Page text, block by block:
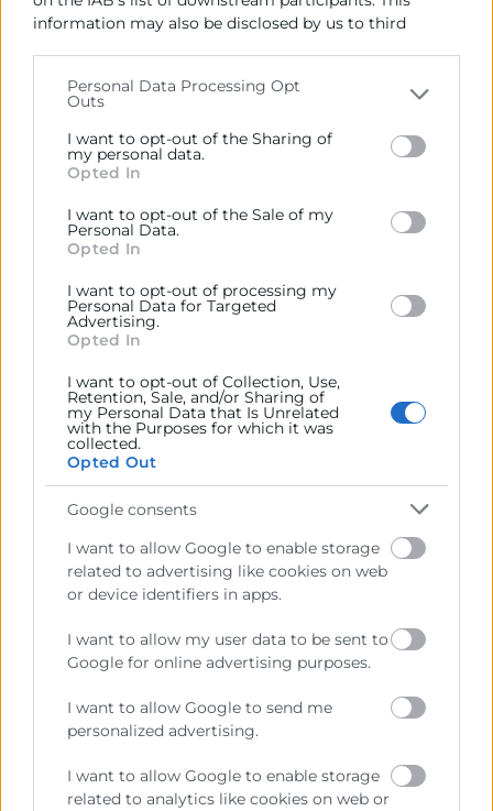
information may also be disclosed by us to third
Please note that this website/app uses one or more
Google services and may gather and store information
including but not limited to your visit or usage
behaviour. You may click to grant or deny consent to
below specified purposes in below Google consent
section.
Personal Data Processing Opt
Outs
I want to opt-out of the Sharing of
my personal data.
Opted In
I want to opt-out of the Sale of my
Personal Data.
Opted In
I want to opt-out of processing my
Personal Data for Targeted
Advertising.
Opted In
I want to opt-out of Collection, Use,
Retention, Sale, and/or Sharing of
my Personal Data that Is Unrelated
with the Purposes for which it was
collected.
Opted Out
Google consents
I want to allow Google to enable storage
related to advertising like cookies on web
or device identifiers in apps.
I want to allow my user data to be sent to
Google for online advertising purposes.
I want to allow Google to send me
personalized advertising.
I want to allow Google to enable storage
related to analytics like cookies on web or
30/06/2026
Webinar Gratuito
Objetivos
hace que todo cueste el doble: facturas que no cuadran,
información repartida en varias herramientas, equipos
tarde porque los datos no están donde deberían. Y
ahora, además, VeriFactu llama a la puerta en 2026. La
con tu empresa. La mala es que probablemente no sea
el que más se anuncia, ni el que usa tu competencia, ni
el que parece más completo sobre el papel.
Cámara València es una corporación de derecho público,
Prestar servicios a las empresas.
Representar, promocionar y defender los intereses
generales del comercio, la industria y la navegación.